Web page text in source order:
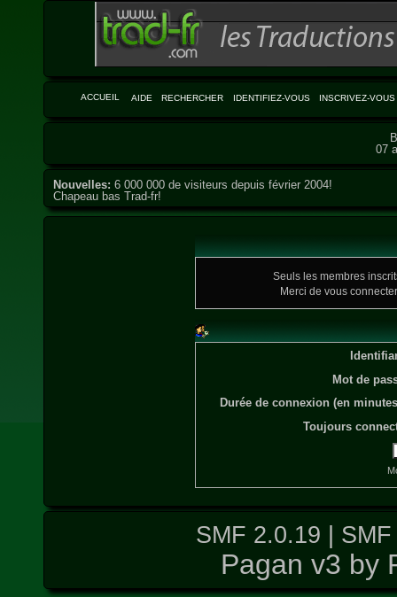
ACCUEIL AIDE RECHERCHER IDENTIFIEZ-VOUS INSCRIVEZ-VOUS
07
Nouvelles: 6 000 000 de visiteurs depuis février 2004!
Chapeau bas Trad-fr!
Seuls les membres
Merci de vous
Mot de
Durée de connexion (en
Toujours
SMF 2.0.19
Pagan v3 by